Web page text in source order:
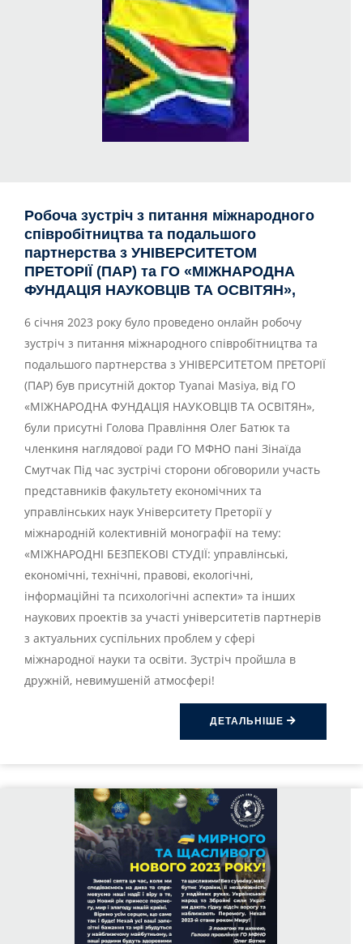
Робоча зустріч з питання міжнародного
співробітництва та подальшого
партнерства з УНІВЕРСИТЕТОМ
ПРЕТОРІЇ (ПАР) та ГО «МІЖНАРОДНА
ФУНДАЦІЯ НАУКОВЦІВ ТА ОСВІТЯН»,
6 січня 2023 року було проведено онлайн робочу
зустріч з питання міжнародного співробітництва та
подальшого партнерства з УНІВЕРСИТЕТОМ ПРЕТОРІЇ
(ПАР) був присутній доктор Tyanai Masiya, від ГО
«МІЖНАРОДНА ФУНДАЦІЯ НАУКОВЦІВ ТА ОСВІТЯН»,
були присутні Голова Правління Олег Батюк та
членкиня наглядової ради ГО МФНО пані Зінаїда
Смутчак Під час зустрічі сторони обговорили участь
представників факультету економічних та
управлінських наук Університету Преторії у
міжнародній колективній монографії на тему:
«МІЖНАРОДНІ БЕЗПЕКОВІ СТУДІЇ: управлінські,
економічні, технічні, правові, екологічні,
інформаційні та психологічні аспекти» та інших
наукових проектів за участі університетів партнерів
з актуальних суспільних проблем у сфері
міжнародної науки та освіти. Зустріч пройшла в
дружній, невимушеній атмосфері!
ДЕТАЛЬНІШЕ